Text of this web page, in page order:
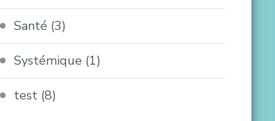
Santé (3)
Systémique (1)
test (8)